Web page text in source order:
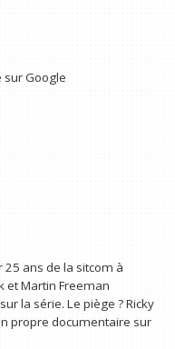
Google
ans de la sitcom à
et Martin Freeman
la série. Le piège ? Ricky
propre documentaire sur